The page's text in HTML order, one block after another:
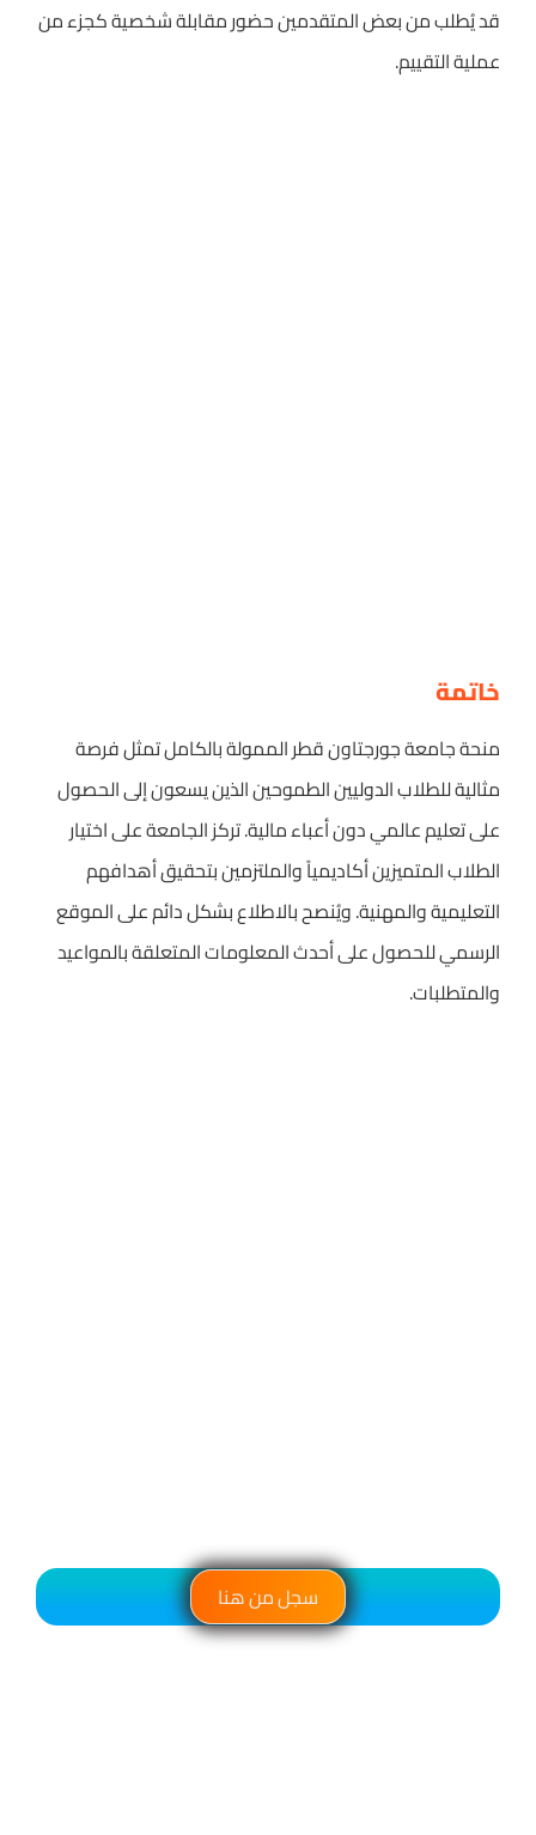
قد يُطلب من بعض المتقدمين حضور مقابلة شخصية كجزء من
عملية التقييم.
خاتمة
منحة جامعة جورجتاون قطر الممولة بالكامل تمثل فرصة
مثالية للطلاب الدوليين الطموحين الذين يسعون إلى الحصول
على تعليم عالمي دون أعباء مالية. تركز الجامعة على اختيار
الطلاب المتميزين أكاديمياً والملتزمين بتحقيق أهدافهم
التعليمية والمهنية. ويُنصح بالاطلاع بشكل دائم على الموقع
الرسمي للحصول على أحدث المعلومات المتعلقة بالمواعيد
والمتطلبات.
سجل من هنا